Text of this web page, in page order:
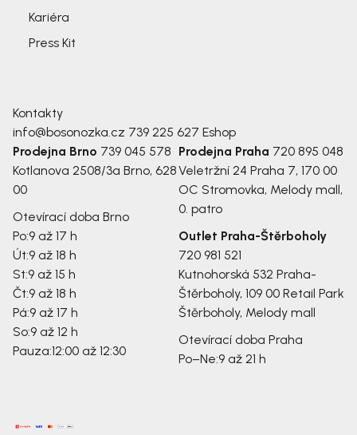
Kariéra
Press Kit
Kontakty
info@bosonozka.cz 739 225 627 Eshop
Prodejna Brno 739 045 578
Kotlanova 2508/3a Brno, 628
00
Otevírací doba Brno
Po:9 až 17 h
Út:9 až 18 h
St:9 až 15 h
Čt:9 až 18 h
Pá:9 až 17 h
So:9 až 12 h
Pauza:12:00 až 12:30
Prodejna Praha 720 895 048
Veletržní 24 Praha 7, 170 00
OC Stromovka, Melody mall,
0. patro
Outlet Praha-Štěrboholy
720 981 521
Kutnohorská 532 Praha-
Štěrboholy, 109 00 Retail Park
Štěrboholy, Melody mall
Otevírací doba Praha
Po–Ne:9 až 21 h